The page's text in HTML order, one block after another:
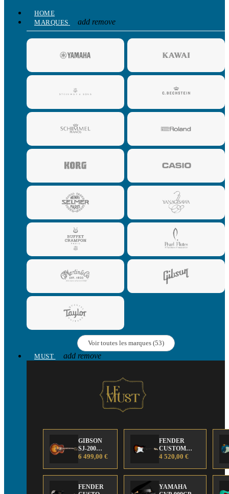
HOME
MARQUES
add remove
Voir toutes les marques (53)
MUST
add remove
GIBSON
SJ-200
Anniversary
Edition
6 499,00 €
FENDER
CUSTOM
SHOP Strat 63'
4 520,00 €
FENDER
YAMAHA